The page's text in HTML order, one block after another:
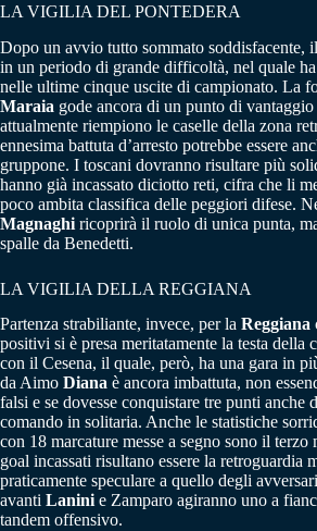
LA VIGILIA DEL PONTEDERA
Dopo un avvio tutto sommato soddisfacente, il
in un periodo di grande difficoltà, nel quale
nelle ultime cinque uscite di campionato. La
Maraia gode ancora di un punto di
attualmente riempiono le caselle della zona
ennesima battuta d’arresto potrebbe essere
gruppone. I toscani dovranno risultare più
hanno già incassato diciotto reti, cifra che li
poco ambita classifica delle peggiori difese.
Magnaghi ricoprirà il ruolo di unica punta,
spalle da Benedetti.
LA VIGILIA DELLA REGGIANA
Partenza strabiliante, invece, per la Reggiana
positivi si è presa meritatamente la testa della
con il Cesena, il quale, però, ha una gara in
da Aimo Diana è ancora imbattuta, non
falsi e se dovesse conquistare tre punti anche
comando in solitaria. Anche le statistiche
con 18 marcature messe a segno sono il
goal incassati risultano essere la retroguardia
praticamente speculare a quello degli
avanti Lanini e Zamparo agiranno uno a
tandem offensivo.